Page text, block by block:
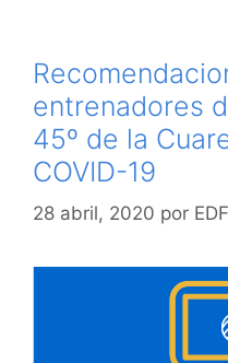
entrenadores
45º de la
COVID-19
28 abril, 2020 por